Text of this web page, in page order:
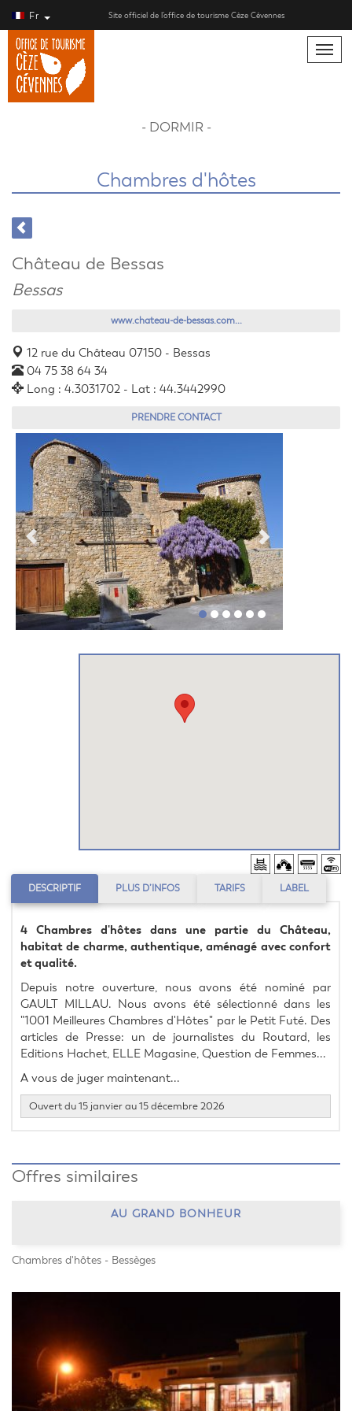
Fr Site officiel de l’office de tourisme Cèze Cévennes
Toggle
- DORMIR -
Chambres d'hôtes
Château de Bessas
Bessas
www.chateau-de-bessas.com...
12 rue du Château 07150 - Bessas
04 75 38 64 34
Long : 4.3031702 - Lat : 44.3442990
PRENDRE CONTACT
DESCRIPTIF PLUS D’INFOS TARIFS LABEL
4 Chambres d'hôtes dans une partie du Château,
habitat de charme, authentique, aménagé avec confort
et qualité.
Depuis notre ouverture, nous avons été nominé par
GAULT MILLAU. Nous avons été sélectionné dans les
"1001 Meilleures Chambres d'Hôtes" par le Petit Futé. Des
articles de Presse: un de journalistes du Routard, les
Editions Hachet, ELLE Magasine, Question de Femmes...
A vous de juger maintenant...
Ouvert du 15 janvier au 15 décembre 2026
Offres similaires
AU GRAND BONHEUR
Chambres d'hôtes - Bessèges